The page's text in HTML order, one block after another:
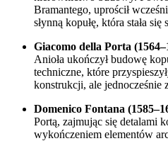
Bramantego, uprościł
słynną kopułę, która stała
Giacomo della Porta
Anioła ukończył budowę
techniczne, które
konstrukcji, ale jednocześnie
Domenico Fontana
Portą, zajmując się detalami
wykończeniem elementów